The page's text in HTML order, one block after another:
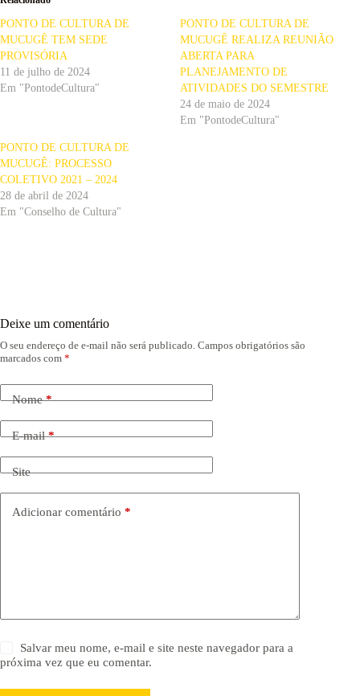
PONTO DE CULTURA DE
MUCUGÊ TEM SEDE
PROVISÓRIA
11 de julho de 2024
Em "PontodeCultura"
PONTO DE CULTURA DE
MUCUGÊ REALIZA REUNIÃO
ABERTA PARA
PLANEJAMENTO DE
ATIVIDADES DO SEMESTRE
24 de maio de 2024
Em "PontodeCultura"
PONTO DE CULTURA DE
MUCUGÊ: PROCESSO
COLETIVO 2021 – 2024
28 de abril de 2024
Em "Conselho de Cultura"
Deixe um comentário
O seu endereço de e-mail não será publicado. Campos obrigatórios são
marcados com *
Nome*
E-mail*
Site
Adicionar comentário *
Salvar meu nome, e-mail e site neste navegador para a
próxima vez que eu comentar.